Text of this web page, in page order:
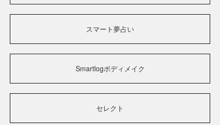
スマート夢占い
Smartlogボディメイク
セレクト